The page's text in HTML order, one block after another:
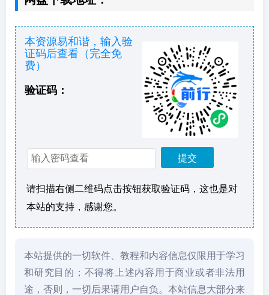
本资源易和谐，输入验
证码后查看（完全免
费）
验证码：
请扫描右侧二维码点击按钮获取验证码，这也是对
本站的支持，感谢您。
本站提供的一切软件、教程和内容信息仅限用于学习
和研究目的；不得将上述内容用于商业或者非法用
途，否则，一切后果请用户自负。本站信息大部分来